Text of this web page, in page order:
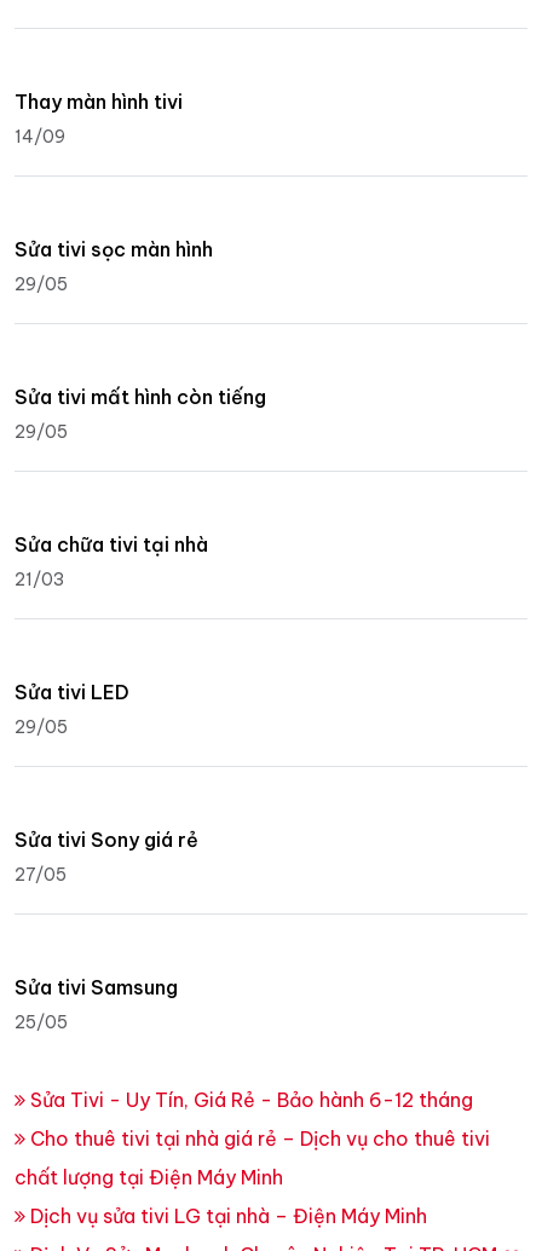
Thay màn hình tivi
14/09
Sửa tivi sọc màn hình
29/05
Sửa tivi mất hình còn tiếng
29/05
Sửa chữa tivi tại nhà
21/03
Sửa tivi LED
29/05
Sửa tivi Sony giá rẻ
27/05
Sửa tivi Samsung
25/05
Sửa Tivi - Uy Tín, Giá Rẻ - Bảo hành 6-12 tháng
Cho thuê tivi tại nhà giá rẻ – Dịch vụ cho thuê tivi
chất lượng tại Điện Máy Minh
Dịch vụ sửa tivi LG tại nhà – Điện Máy Minh